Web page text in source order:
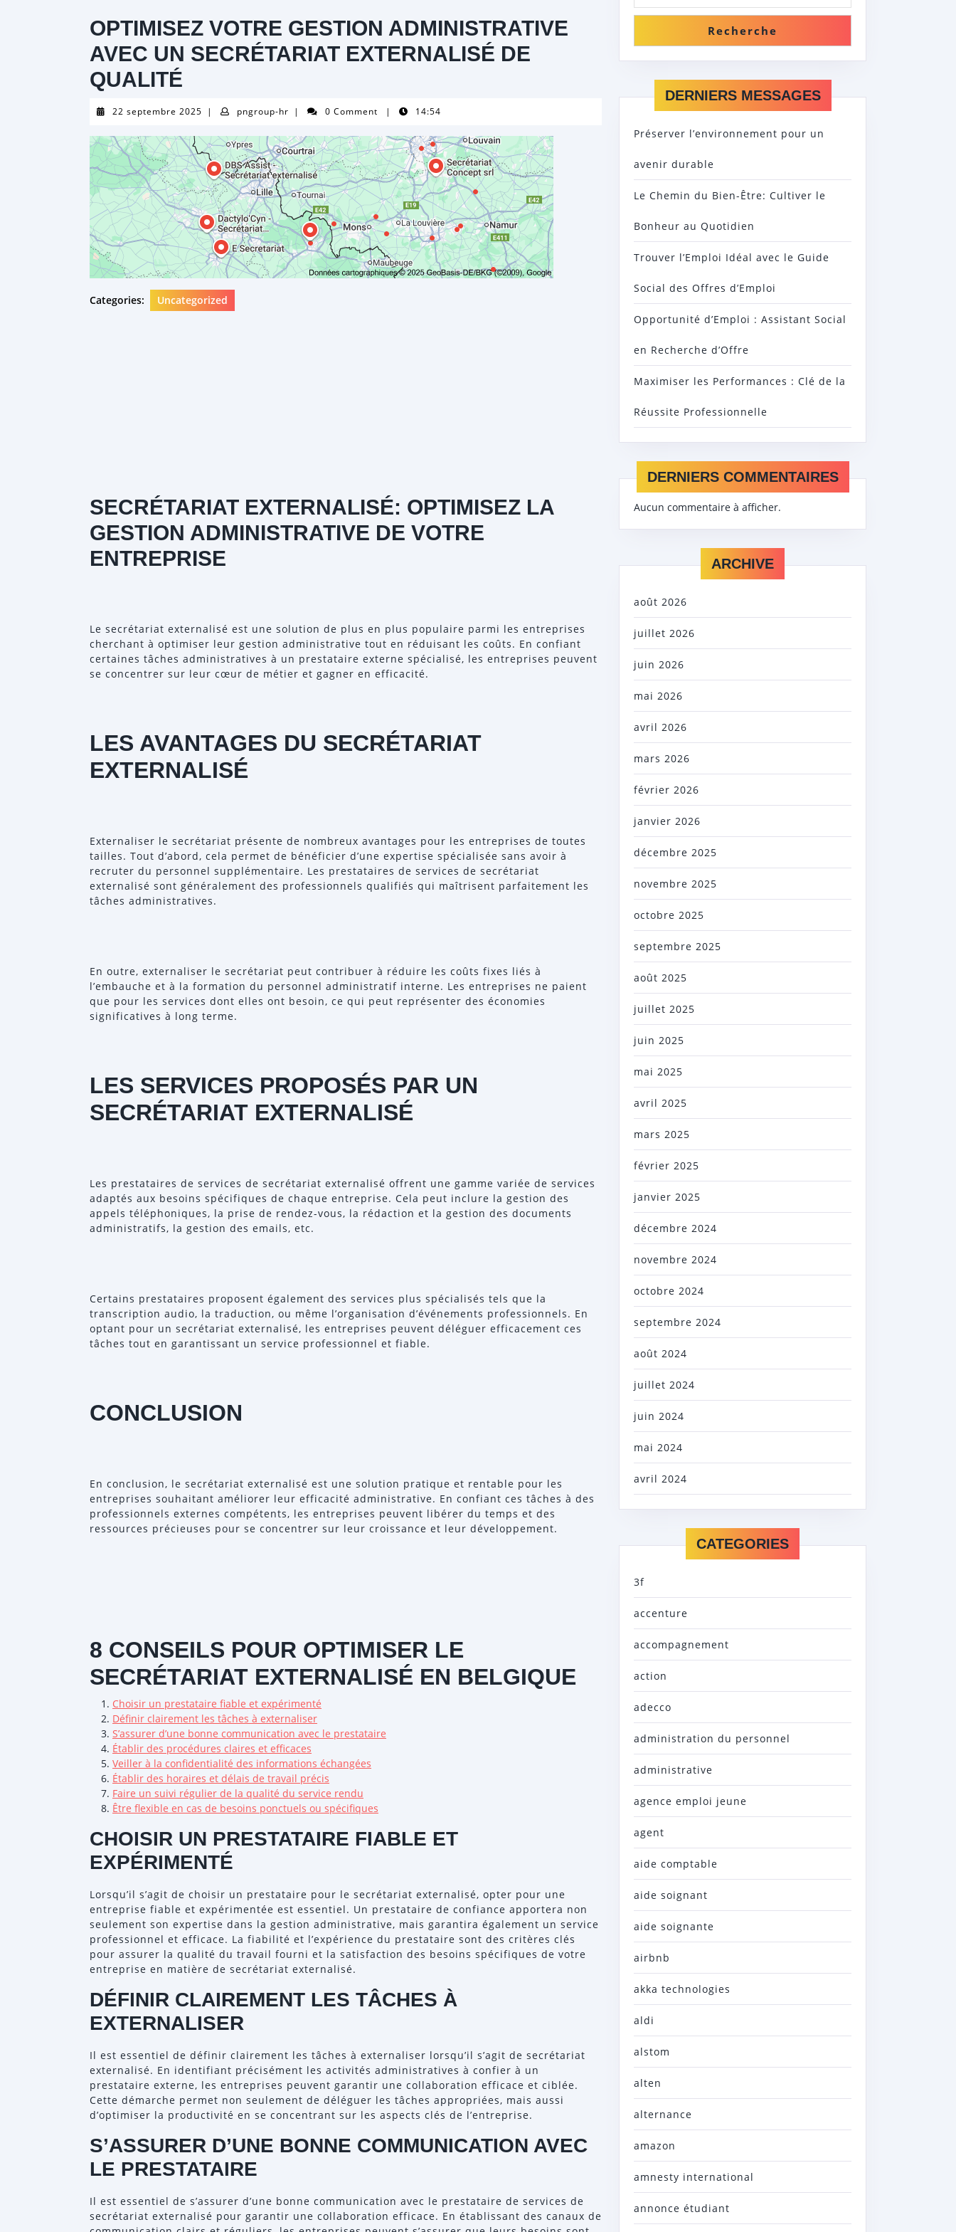
OPTIMISEZ VOTRE GESTION ADMINISTRATIVE
AVEC UN SECRÉTARIAT EXTERNALISÉ DE
QUALITÉ
22 septembre 2025 22
2025
| pngroup-hr pngroup-
| 0 Comment | 14:54
Categories: Uncategorized
SECRÉTARIAT EXTERNALISÉ: OPTIMISEZ LA
GESTION ADMINISTRATIVE DE VOTRE
ENTREPRISE
Le secrétariat externalisé est une solution de plus en plus populaire parmi les entreprises
cherchant à optimiser leur gestion administrative tout en réduisant les coûts. En confiant
certaines tâches administratives à un prestataire externe spécialisé, les entreprises peuvent
se concentrer sur leur cœur de métier et gagner en efficacité.
LES AVANTAGES DU SECRÉTARIAT
EXTERNALISÉ
Externaliser le secrétariat présente de nombreux avantages pour les entreprises de toutes
tailles. Tout d’abord, cela permet de bénéficier d’une expertise spécialisée sans avoir à
recruter du personnel supplémentaire. Les prestataires de services de secrétariat
externalisé sont généralement des professionnels qualifiés qui maîtrisent parfaitement les
tâches administratives.
En outre, externaliser le secrétariat peut contribuer à réduire les coûts fixes liés à
l’embauche et à la formation du personnel administratif interne. Les entreprises ne paient
que pour les services dont elles ont besoin, ce qui peut représenter des économies
significatives à long terme.
LES SERVICES PROPOSÉS PAR UN
SECRÉTARIAT EXTERNALISÉ
Les prestataires de services de secrétariat externalisé offrent une gamme variée de services
adaptés aux besoins spécifiques de chaque entreprise. Cela peut inclure la gestion des
appels téléphoniques, la prise de rendez-vous, la rédaction et la gestion des documents
administratifs, la gestion des emails, etc.
Certains prestataires proposent également des services plus spécialisés tels que la
transcription audio, la traduction, ou même l’organisation d’événements professionnels. En
optant pour un secrétariat externalisé, les entreprises peuvent déléguer efficacement ces
tâches tout en garantissant un service professionnel et fiable.
CONCLUSION
En conclusion, le secrétariat externalisé est une solution pratique et rentable pour les
entreprises souhaitant améliorer leur efficacité administrative. En confiant ces tâches à des
professionnels externes compétents, les entreprises peuvent libérer du temps et des
ressources précieuses pour se concentrer sur leur croissance et leur développement.
8 CONSEILS POUR OPTIMISER LE
SECRÉTARIAT EXTERNALISÉ EN BELGIQUE
Choisir un prestataire fiable et expérimenté
Définir clairement les tâches à externaliser
S’assurer d’une bonne communication avec le prestataire
Établir des procédures claires et efficaces
Veiller à la confidentialité des informations échangées
Établir des horaires et délais de travail précis
Faire un suivi régulier de la qualité du service rendu
Être flexible en cas de besoins ponctuels ou spécifiques
CHOISIR UN PRESTATAIRE FIABLE ET
EXPÉRIMENTÉ
Lorsqu’il s’agit de choisir un prestataire pour le secrétariat externalisé, opter pour une
entreprise fiable et expérimentée est essentiel. Un prestataire de confiance apportera non
seulement son expertise dans la gestion administrative, mais garantira également un service
professionnel et efficace. La fiabilité et l’expérience du prestataire sont des critères clés
pour assurer la qualité du travail fourni et la satisfaction des besoins spécifiques de votre
entreprise en matière de secrétariat externalisé.
DÉFINIR CLAIREMENT LES TÂCHES À
EXTERNALISER
Il est essentiel de définir clairement les tâches à externaliser lorsqu’il s’agit de secrétariat
externalisé. En identifiant précisément les activités administratives à confier à un
prestataire externe, les entreprises peuvent garantir une collaboration efficace et ciblée.
Cette démarche permet non seulement de déléguer les tâches appropriées, mais aussi
d’optimiser la productivité en se concentrant sur les aspects clés de l’entreprise.
S’ASSURER D’UNE BONNE COMMUNICATION AVEC
LE PRESTATAIRE
Il est essentiel de s’assurer d’une bonne communication avec le prestataire de services de
secrétariat externalisé pour garantir une collaboration efficace. En établissant des canaux de
Recherche
DERNIERS MESSAGES
Préserver l’environnement pour un
avenir durable
Le Chemin du Bien-Être: Cultiver le
Bonheur au Quotidien
Trouver l’Emploi Idéal avec le Guide
Social des Offres d’Emploi
Opportunité d’Emploi : Assistant Social
en Recherche d’Offre
Maximiser les Performances : Clé de la
Réussite Professionnelle
DERNIERS COMMENTAIRES
Aucun commentaire à afficher.
ARCHIVE
août 2026
juillet 2026
juin 2026
mai 2026
avril 2026
mars 2026
février 2026
janvier 2026
décembre 2025
novembre 2025
octobre 2025
septembre 2025
août 2025
juillet 2025
juin 2025
mai 2025
avril 2025
mars 2025
février 2025
janvier 2025
décembre 2024
novembre 2024
octobre 2024
septembre 2024
août 2024
juillet 2024
juin 2024
mai 2024
avril 2024
CATEGORIES
3f
accenture
accompagnement
action
adecco
administration du personnel
administrative
agence emploi jeune
agent
aide comptable
aide soignant
aide soignante
airbnb
akka technologies
aldi
alstom
alten
alternance
amazon
amnesty international
annonce étudiant